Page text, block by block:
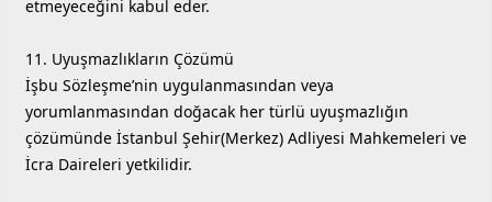
etmeyeceğini kabul eder.
11. Uyuşmazlıkların Çözümü
İşbu Sözleşme’nin uygulanmasından veya
yorumlanmasından doğacak her türlü uyuşmazlığın
çözümünde İstanbul Şehir(Merkez) Adliyesi Mahkemeleri ve
İcra Daireleri yetkilidir.